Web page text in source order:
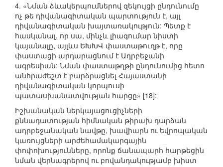
4. «Նման ձևակերպումներով զեկույցի ընդունումը
ոչ թե դիվանագիտական պարտություն է, այլ
դիվանագիտական խայտառակություն: Պետք է
հասկանալ, որ սա, մինչև լիագումար նիստի
կայանալը, այլևս ԵԽԽՎ փաստաթուղթ է, որը
փաստացի արդարացնում է Ադրբեջանի
ագրեսիան: Նման փաստաթղթի ընդունումից հետո
անհրաժեշտ է բարձրացնել Հայաստանի
դիվանագիտական կորպուսի
պատասխանատվության հարցը» [18]:
Իշխանական ներկայացուցիչների
քննադատության հիմնական թիրախ դարձան
ադրբեջանական նավթը, խավիարն ու եվրոպական
կառույցների արժեհամակարգային
փոփոխությունները, որոնք ճանապարհ հարթեցին
նման վերնագրերով ու բովանդակությամբ խիստ